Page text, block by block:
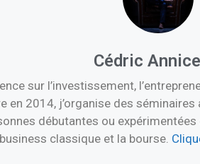
Cédric
sur l’investissement,
2014, j’organise des
débutantes ou
classique et la bourse.